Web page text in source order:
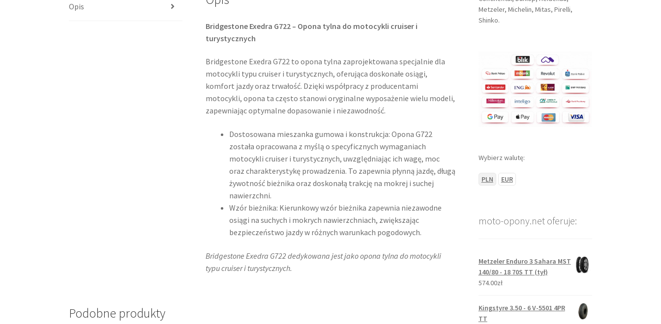
Opis
Bridgestone Exedra G722 – Opona tylna do motocykli cruiser i
turystycznych
Bridgestone Exedra G722 to opona tylna zaprojektowana specjalnie dla
motocykli typu cruiser i turystycznych, oferująca doskonałe osiągi,
komfort jazdy oraz trwałość. Dzięki współpracy z producentami
motocykli, opona ta często stanowi oryginalne wyposażenie wielu modeli,
zapewniając optymalne dopasowanie i niezawodność.​
Dostosowana mieszanka gumowa i konstrukcja: Opona G722
została opracowana z myślą o specyficznych wymaganiach
motocykli cruiser i turystycznych, uwzględniając ich wagę, moc
oraz charakterystykę prowadzenia. To zapewnia płynną jazdę, długą
żywotność bieżnika oraz doskonałą trakcję na mokrej i suchej
nawierzchni.
Wzór bieżnika: Kierunkowy wzór bieżnika zapewnia niezawodne
osiągi na suchych i mokrych nawierzchniach, zwiększając
bezpieczeństwo jazdy w różnych warunkach pogodowych.
Bridgestone Exedra G722 dedykowana jest jako opona tylna do motocykli
typu cruiser i turystycznych.
Podobne produkty
Metzeler, Michelin, Mitas, Pirelli,
Shinko.
Wybierz walutę:
PLN EUR
moto-opony.net oferuje:
Metzeler Enduro 3 Sahara MST
140/80 - 18 70S TT (tył)
574.00zł
Kingstyre 3.50 - 6 V-5501 4PR
TT